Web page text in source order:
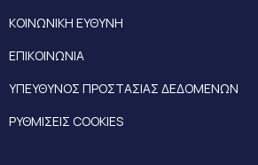
ΚΟΙΝΩΝΙΚΗ ΕΥΘΥΝΗ
ΕΠΙΚΟΙΝΩΝΙΑ
ΥΠΕΥΘΥΝΟΣ ΠΡΟΣΤΑΣΙΑΣ ΔΕΔΟΜΕΝΩΝ
ΡΥΘΜΙΣΕΙΣ COOKIES